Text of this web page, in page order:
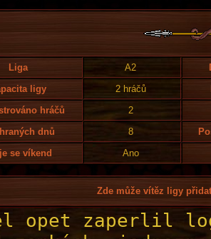
Liga A2
ligy
2 hráčů
hráčů
2
dnů
8
se víkend
Ano
Zde může vítěz ligy